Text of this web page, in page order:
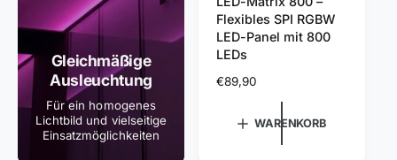
Gleichmäßige
Ausleuchtung
Für ein homogenes
Lichtbild und vielseitige
Einsatzmöglichkeiten
b
i
e
t
Flexibles SPI RGBW
LED-Panel mit 800
LEDs
N
€89,90
WARENKORB